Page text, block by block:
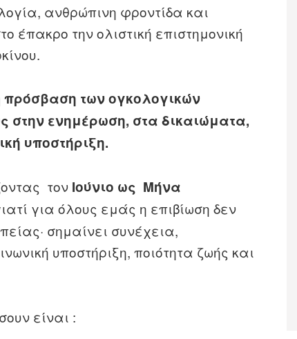
ανθρώπινη φροντίδα και
έπακρο την ολιστική επιστημονική
πρόσβαση των ογκολογικών
στην ενημέρωση, στα δικαιώματα,
υποστήριξη.
τον Ιούνιο ως Μήνα
για όλους εμάς η επιβίωση δεν
σημαίνει συνέχεια,
υποστήριξη, ποιότητα ζωής και
είναι :